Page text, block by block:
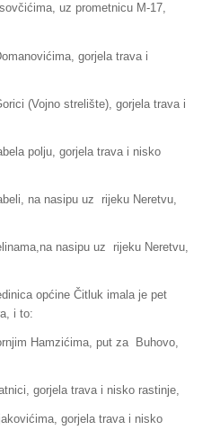
uz prometnicu M-17,
gorjela trava i
(Vojno strelište), gorjela trava i
polju, gorjela trava i nisko
na nasipu uz rijeku Neretvu,
nasipu uz rijeku Neretvu,
općine Čitluk imala je pet
i to:
Hamzićima, put za Buhovo,
gorjela trava i nisko rastinje,
gorjela trava i nisko